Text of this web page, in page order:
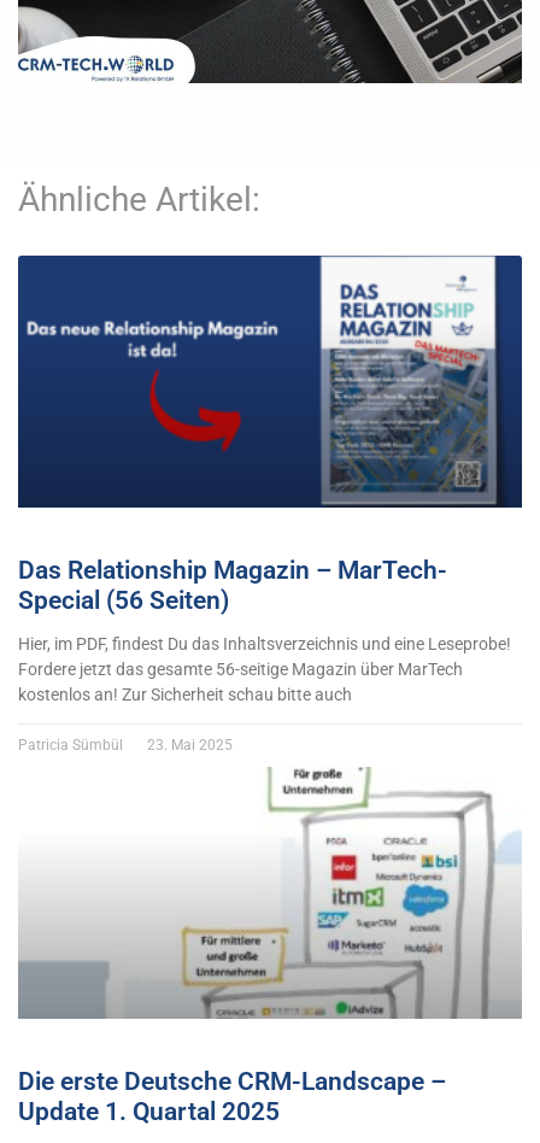
Ähnliche Artikel:
Das Relationship Magazin – MarTech-
Special (56 Seiten)
Hier, im PDF, findest Du das Inhaltsverzeichnis und eine Leseprobe!
Fordere jetzt das gesamte 56-seitige Magazin über MarTech
kostenlos an! Zur Sicherheit schau bitte auch
Patricia Sümbül 23. Mai 2025
Die erste Deutsche CRM-Landscape –
Update 1. Quartal 2025